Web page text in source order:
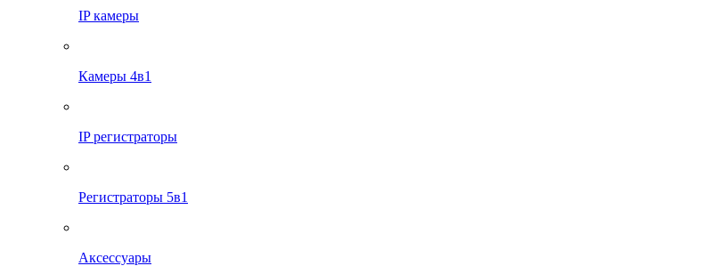
IP камеры
Камеры 4в1
IP регистраторы
Регистраторы 5в1
Аксессуары